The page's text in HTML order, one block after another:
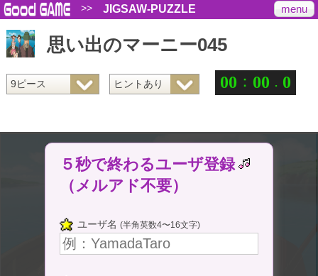
>> JIGSAW-PUZZLE menu
思い出のマーニー045
00 ： 00 . 0
５秒で終わるユーザ登録
（メルアド不要）
ユーザ名 (半角英数4〜16文字)